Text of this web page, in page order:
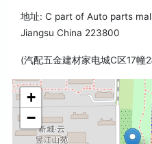
地址: C part of Auto parts
Jiangsu China 223800
(汽配五金建材家电城C区17幢
+
−